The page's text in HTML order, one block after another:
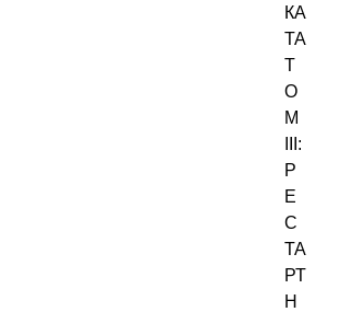
КА
ТА
Т
О
М
III:
Р
Е
С
ТА
РТ
Н